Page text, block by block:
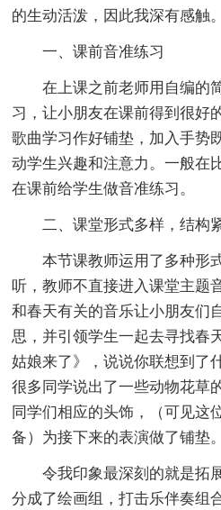
的生动活泼，因此我深有感触。
一、课前音准练习
在上课之前老师用自编的
习，让小朋友在课前得到很好
歌曲学习作好铺垫，加入手势
动学生兴趣和注意力。一般在
在课前给学生做音准练习。
二、课堂形式多样，结构
本节课教师运用了多种形
听，教师不直接进入课堂主题
和春天有关的音乐让小朋友们
思，并引领学生一起去寻找春
姑娘来了》，说说你联想到了
很多同学说出了一些动物花草
同学们相应的头饰，（可见这
备）为接下来的表演做了铺垫。
令我印象最深刻的就是拓
分成了绘画组，打击乐伴奏组